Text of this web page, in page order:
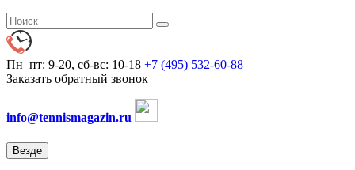
Пн–пт: 9-20, сб-вс: 10-18 +7 (495) 532-60-88
Заказать обратный звонок
info@tennismagazin.ru
Везде